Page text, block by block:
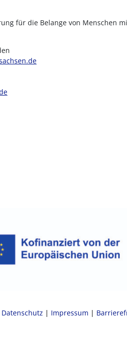
für die Belange von Menschen
Datenschutz | Impressum |